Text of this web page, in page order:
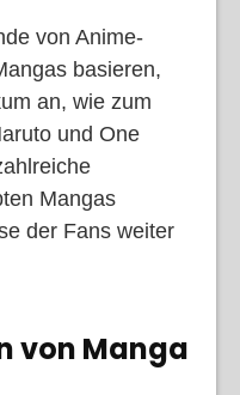
von Anime-
basieren,
an, wie zum
und One
Mangas
der Fans weiter
von Manga